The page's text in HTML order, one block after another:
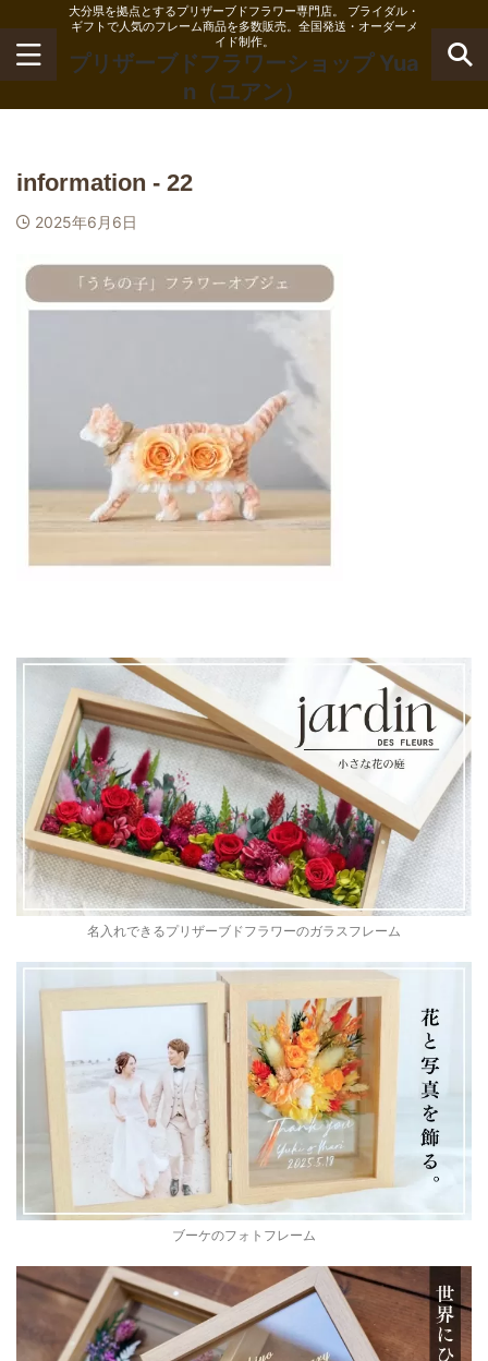
大分県を拠点とするプリザーブドフラワー専門店。 ブライダル・
ギフトで人気のフレーム商品を多数販売。全国発送・オーダーメ
イド制作。
プリザーブドフラワーショップ Yua
n（ユアン）
information - 22
2025年6月6日
名入れできるプリザーブドフラワーのガラスフレーム
ブーケのフォトフレーム